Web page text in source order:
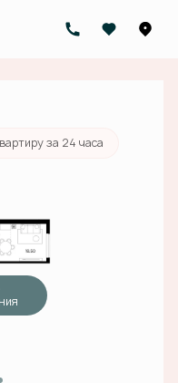
23 414 000 руб.
за 24 часа